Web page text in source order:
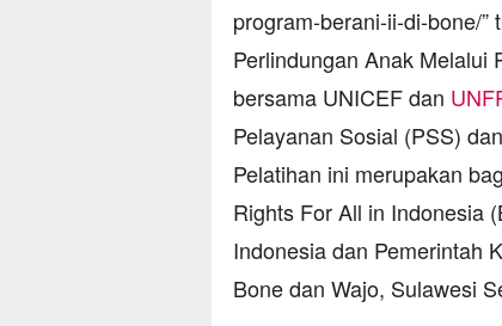
program-berani-ii-di-bone/”
Perlindungan Anak Melalui
bersama UNICEF dan
Pelayanan Sosial (PSS)
Pelatihan ini merupakan
Rights For All in Indonesia
Indonesia dan Pemerintah
Bone dan Wajo, Sulawesi